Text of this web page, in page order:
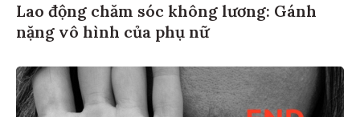
Lao động chăm sóc không lương: Gánh
nặng vô hình của phụ nữ